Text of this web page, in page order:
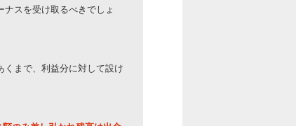
スを受け取るべきでしょ
くまで、利益分に対して設け